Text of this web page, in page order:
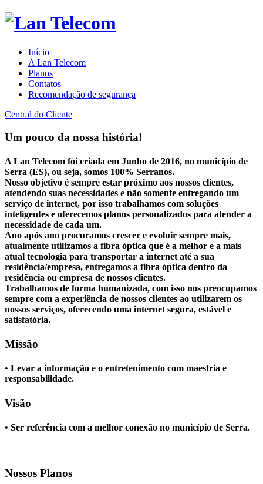
Início
A Lan Telecom
Planos
Contatos
Recomendação de segurança
Central do Cliente
Um pouco da nossa história!
A Lan Telecom foi criada em Junho de 2016, no município de
Serra (ES), ou seja, somos 100% Serranos.
Nosso objetivo é sempre estar próximo aos nossos clientes,
atendendo suas necessidades e não somente entregando um
serviço de internet, por isso trabalhamos com soluções
inteligentes e oferecemos planos personalizados para atender a
necessidade de cada um.
Ano após ano procuramos crescer e evoluir sempre mais,
atualmente utilizamos a fibra óptica que é a melhor e a mais
atual tecnologia para transportar a internet até a sua
residência/empresa, entregamos a fibra óptica dentro da
residência ou empresa de nossos clientes.
Trabalhamos de forma humanizada, com isso nos preocupamos
sempre com a experiência de nossos clientes ao utilizarem os
nossos serviços, oferecendo uma internet segura, estável e
satisfatória.
Missão
• Levar a informação e o entretenimento com maestria e
responsabilidade.
Visão
• Ser referência com a melhor conexão no município de Serra.
Nossos Planos